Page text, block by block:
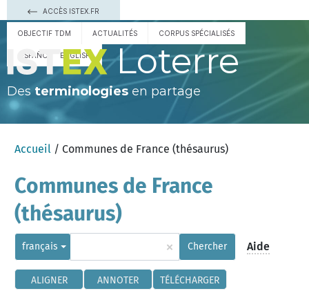
ACCÈS ISTEX.FR
OBJECTIF TDM ACTUALITÉS CORPUS SPÉCIALISÉS
ESPAÑOL ENGLISH Loterre
Des terminologies en partage
Accueil / Communes de France (thésaurus)
Communes de France
(thésaurus)
français × Chercher Aide
ALIGNER ANNOTER TÉLÉCHARGER